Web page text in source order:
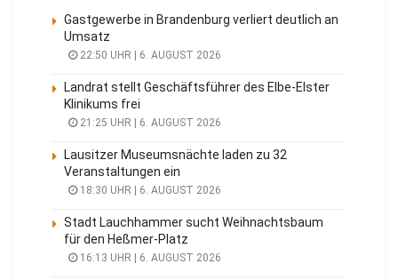
Gastgewerbe in Brandenburg verliert deutlich an
Umsatz
22:50 UHR | 6. AUGUST 2026
Landrat stellt Geschäftsführer des Elbe-Elster
Klinikums frei
21:25 UHR | 6. AUGUST 2026
Lausitzer Museumsnächte laden zu 32
Veranstaltungen ein
18:30 UHR | 6. AUGUST 2026
Stadt Lauchhammer sucht Weihnachtsbaum
für den Heßmer-Platz
16:13 UHR | 6. AUGUST 2026